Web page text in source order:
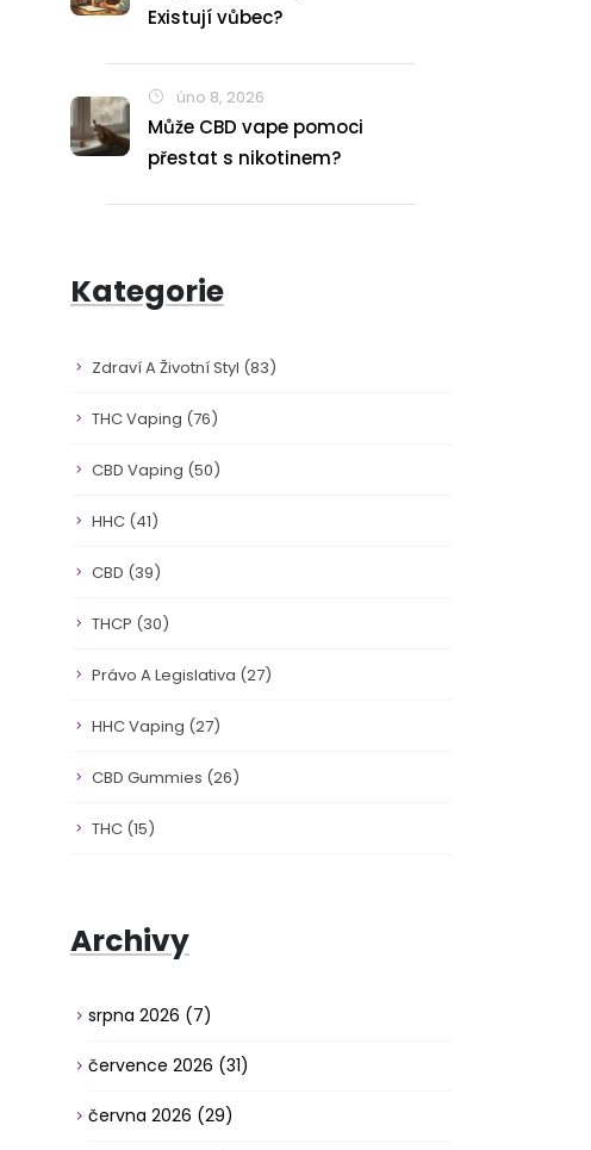
Existují vůbec?
úno 8, 2026
Může CBD vape pomoci
přestat s nikotinem?
Kategorie
Zdraví A Životní Styl (83)
THC Vaping (76)
CBD Vaping (50)
HHC (41)
CBD (39)
THCP (30)
Právo A Legislativa (27)
HHC Vaping (27)
CBD Gummies (26)
THC (15)
Archivy
srpna 2026 (7)
července 2026 (31)
června 2026 (29)